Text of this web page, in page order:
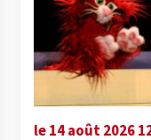
le 14 août 2026